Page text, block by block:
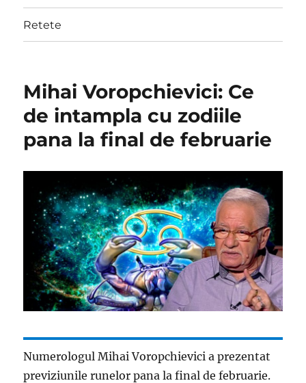
Retete
Mihai Voropchievici: Ce
de intampla cu zodiile
pana la final de februarie
Numerologul Mihai Voropchievici a prezentat
previziunile runelor pana la final de februarie.